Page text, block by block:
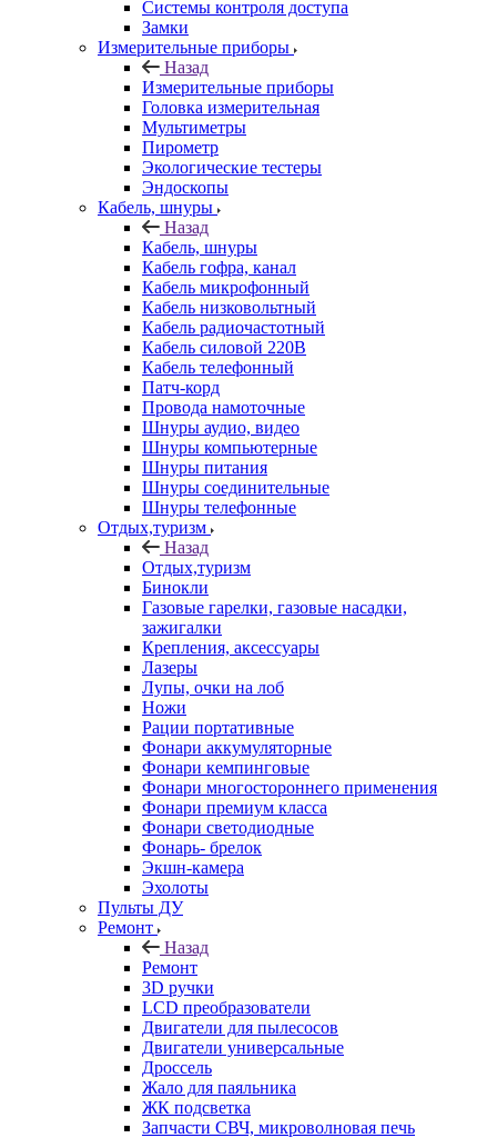
Системы контроля доступа
Замки
Измерительные приборы
Назад
Измерительные приборы
Головка измерительная
Мультиметры
Пирометр
Экологические тестеры
Эндоскопы
Кабель, шнуры
Назад
Кабель, шнуры
Кабель гофра, канал
Кабель микрофонный
Кабель низковольтный
Кабель радиочастотный
Кабель силовой 220В
Кабель телефонный
Патч-корд
Провода намоточные
Шнуры аудио, видео
Шнуры компьютерные
Шнуры питания
Шнуры соединительные
Шнуры телефонные
Отдых,туризм
Назад
Отдых,туризм
Бинокли
Газовые гарелки, газовые насадки,
зажигалки
Крепления, аксессуары
Лазеры
Лупы, очки на лоб
Ножи
Рации портативные
Фонари аккумуляторные
Фонари кемпинговые
Фонари многостороннего применения
Фонари премиум класса
Фонари светодиодные
Фонарь- брелок
Экшн-камера
Эхолоты
Пульты ДУ
Ремонт
Назад
Ремонт
3D ручки
LCD преобразователи
Двигатели для пылесосов
Двигатели универсальные
Дроссель
Жало для паяльника
ЖК подсветка
Запчасти СВЧ, микроволновая печь